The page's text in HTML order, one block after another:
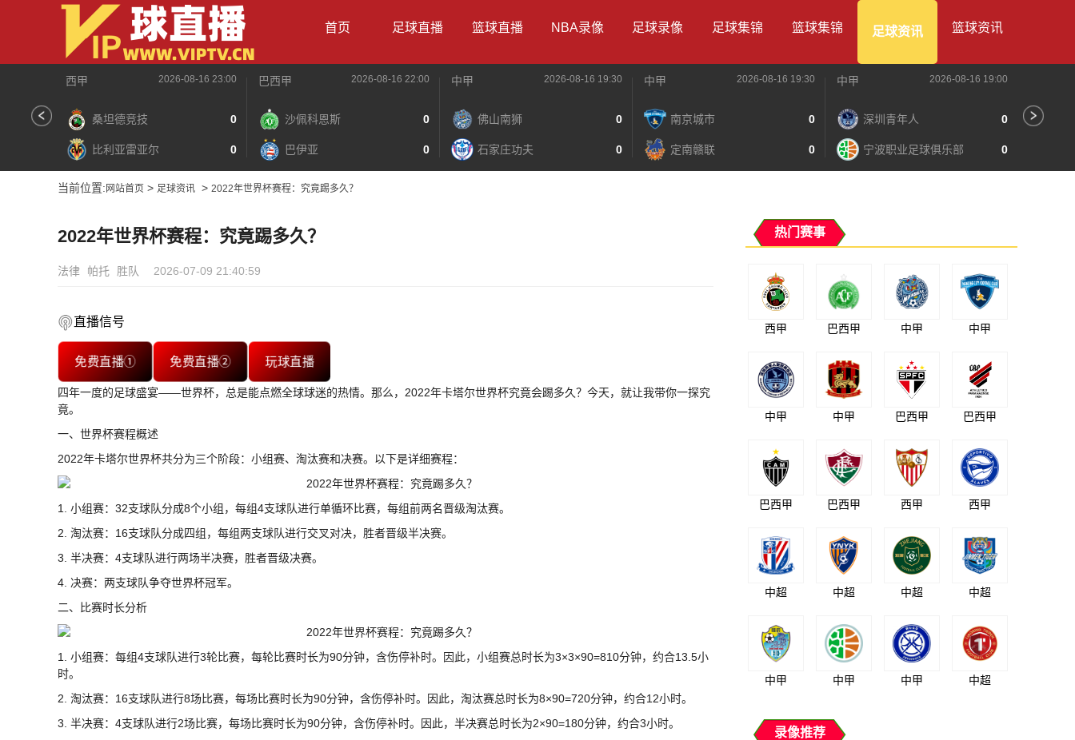
首页 足球直播 篮球直播 NBA录像 足球录像 足球集锦 篮球集锦 足球资讯 篮球资讯
西甲 2026-08-16 23:00
桑坦德竞技 0
比利亚雷亚尔 0
巴西甲 2026-08-16 22:00
沙佩科恩斯 0
巴伊亚 0
中甲 2026-08-16 19:30
佛山南狮 0
石家庄功夫 0
中甲 2026-08-16 19:30
南京城市 0
定南赣联 0
中甲 2026-08-16 19:00
深圳青年人 0
宁波职业足球俱乐部 0
当前位置: 网站首页 > 足球资讯 > 2022年世界杯赛程：究竟踢多久？
2022年世界杯赛程：究竟踢多久？
法律 帕托 胜队 2026-07-09 21:40:59
直播信号
免费直播① 免费直播② 玩球直播
四年一度的足球盛宴——世界杯，总是能点燃全球球迷的热情。那么，2022年卡塔尔世界杯究竟会踢多久？今天，就让我带你一探究
竟。
一、世界杯赛程概述
2022年卡塔尔世界杯共分为三个阶段：小组赛、淘汰赛和决赛。以下是详细赛程：
1. 小组赛：32支球队分成8个小组，每组4支球队进行单循环比赛，每组前两名晋级淘汰赛。
2. 淘汰赛：16支球队分成四组，每组两支球队进行交叉对决，胜者晋级半决赛。
3. 半决赛：4支球队进行两场半决赛，胜者晋级决赛。
4. 决赛：两支球队争夺世界杯冠军。
二、比赛时长分析
1. 小组赛：每组4支球队进行3轮比赛，每轮比赛时长为90分钟，含伤停补时。因此，小组赛总时长为3×3×90=810分钟，约合13.5小
时。
2. 淘汰赛：16支球队进行8场比赛，每场比赛时长为90分钟，含伤停补时。因此，淘汰赛总时长为8×90=720分钟，约合12小时。
3. 半决赛：4支球队进行2场比赛，每场比赛时长为90分钟，含伤停补时。因此，半决赛总时长为2×90=180分钟，约合3小时。
热门赛事
西甲 巴西甲 中甲 中甲
中甲 中甲 巴西甲 巴西甲
巴西甲 巴西甲 西甲 西甲
中超 中超 中超 中超
中甲 中甲 中甲 中超
录像推荐